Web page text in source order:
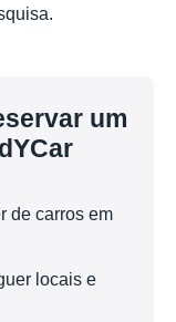
um
de carros em
locais e